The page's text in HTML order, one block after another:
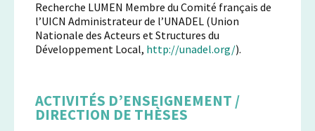
Recherche LUMEN Membre du Comité français de
l’UICN Administrateur de l’UNADEL (Union
Nationale des Acteurs et Structures du
Développement Local, http://unadel.org/).
ACTIVITÉS D’ENSEIGNEMENT /
DIRECTION DE THÈSES